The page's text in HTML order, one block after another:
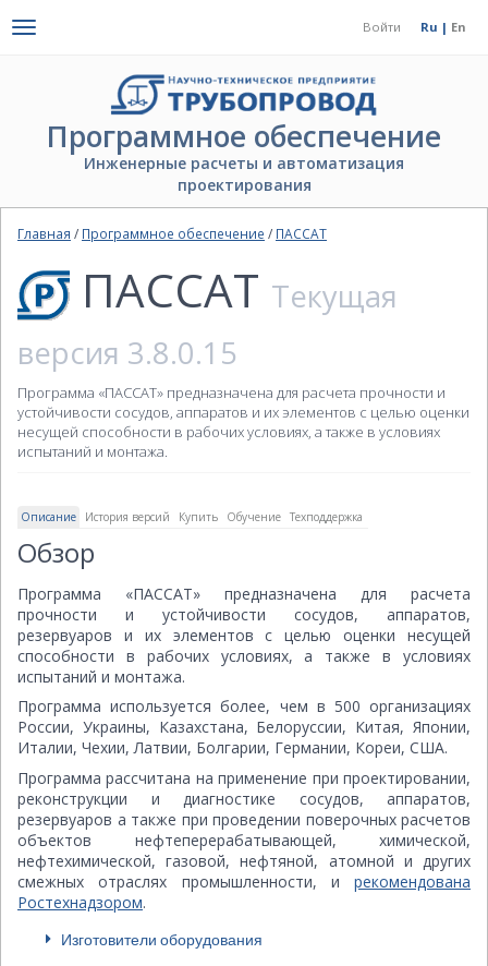
Toggle
Войти Ru | En
Программное обеспечение
Инженерные расчеты и автоматизация
проектирования
Главная / Программное обеспечение / ПАССАТ
ПАССАТ Текущая
версия 3.8.0.15
Программа «ПАССАТ» предназначена для расчета прочности и
устойчивости сосудов, аппаратов и их элементов с целью оценки
несущей способности в рабочих условиях, а также в условиях
испытаний и монтажа.
Описание История версий Купить Обучение Техподдержка
Обзор
Программа «ПАССАТ» предназначена для расчета
прочности и устойчивости сосудов, аппаратов,
резервуаров и их элементов с целью оценки несущей
способности в рабочих условиях, а также в условиях
испытаний и монтажа.
Программа используется более, чем в 500 организациях
России, Украины, Казахстана, Белоруссии, Китая, Японии,
Италии, Чехии, Латвии, Болгарии, Германии, Кореи, США.
Программа рассчитана на применение при проектировании,
реконструкции и диагностике сосудов, аппаратов,
резервуаров а также при проведении поверочных расчетов
объектов нефтеперерабатывающей, химической,
нефтехимической, газовой, нефтяной, атомной и других
смежных отраслях промышленности, и рекомендована
Ростехнадзором.
Изготовители оборудования